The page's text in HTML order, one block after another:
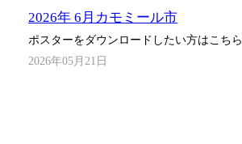
2026年 6月カモミール市
ポスターをダウンロードしたい方はこちら
2026年05月21日